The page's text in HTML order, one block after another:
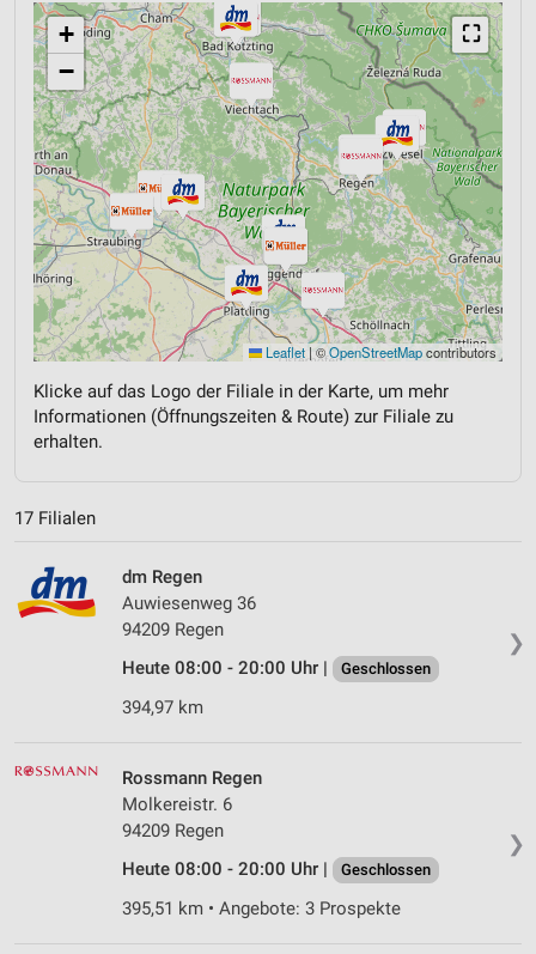
⛶
+
−
Leaflet | ©OpenStreetMapcontributors
Klicke auf das Logo der Filiale in der Karte, um mehr
Informationen (Öffnungszeiten & Route) zur Filiale zu
erhalten.
17 Filialen
❯
dm Regen
Auwiesenweg 36
94209 Regen
Heute 08:00 - 20:00 Uhr |
Geschlossen
394,97 km
❯
Rossmann Regen
Molkereistr. 6
94209 Regen
Heute 08:00 - 20:00 Uhr |
Geschlossen
395,51 km • Angebote: 3 Prospekte